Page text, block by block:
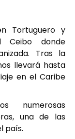
Tortuguero y
Ceibo donde
Tras la
llevará hasta
en el Caribe
numerosas
una de las
país.